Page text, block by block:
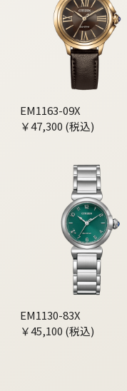
EM1163-09X
￥47,300 (税込)
EM1130-83X
￥45,100 (税込)